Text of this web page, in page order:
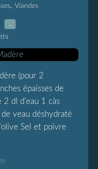
, Viandes
(pour 2
épaisses de
2 dl d'eau 1 càs
veau déshydraté
Sel et poivre